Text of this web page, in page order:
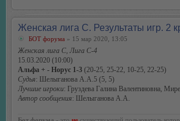
Женская лига С. Результаты игр. 2
БОТ форума » 15 мар 2020, 13:05
Женская лига С, Лига С-4
15.03.2020 (10:00)
Альфа + - Норус 1-3 (20-25, 25-22, 10-25, 22-25)
Судья: Шелыганова А.А.5 (5, 5)
Лучшие игроки: Груздева Галина Валентиновна,
Автор сообщения: Шелыганова А.А.